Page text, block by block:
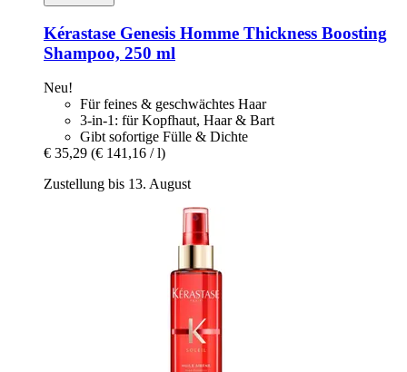
Kérastase Genesis Homme Thickness Boosting
Shampoo, 250 ml
Neu!
Für feines & geschwächtes Haar
3-in-1: für Kopfhaut, Haar & Bart
Gibt sofortige Fülle & Dichte
€ 35,29 (€ 141,16 / l)
Zustellung bis 13. August